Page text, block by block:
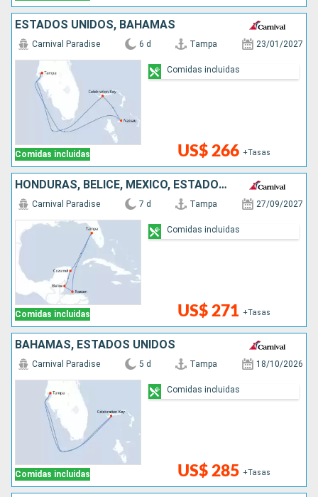
ESTADOS UNIDOS, BAHAMAS
Comidas incluidas
Carnival Paradise 6 d Tampa 23/01/2027
US$ 266 +Tasas
Comidas incluidas
HONDURAS, BELICE, MÉXICO, ESTADOS UNIDOS
Comidas incluidas
Carnival Paradise 7 d Tampa 27/09/2027
US$ 271 +Tasas
Comidas incluidas
BAHAMAS, ESTADOS UNIDOS
Comidas incluidas
Carnival Paradise 5 d Tampa 18/10/2026
US$ 285 +Tasas
Comidas incluidas